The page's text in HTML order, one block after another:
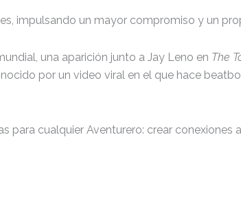
impulsando un mayor compromiso y un
una aparición junto a Jay Leno en The
por un video viral en el que hace
para cualquier Aventurero: crear conexiones